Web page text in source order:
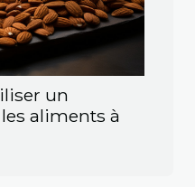
un
aliments à